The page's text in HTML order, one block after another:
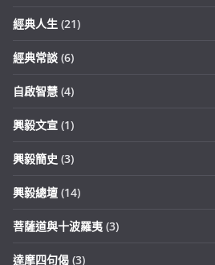
經典人生 (21)
經典常談 (6)
自啟智慧 (4)
興毅文宣 (1)
興毅簡史 (3)
興毅總壇 (14)
菩薩道與十波羅夷 (3)
達摩四句偈 (3)